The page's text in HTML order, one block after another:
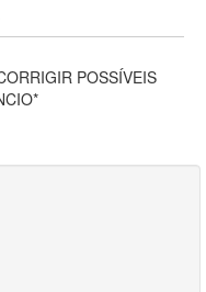
POSSÍVEIS